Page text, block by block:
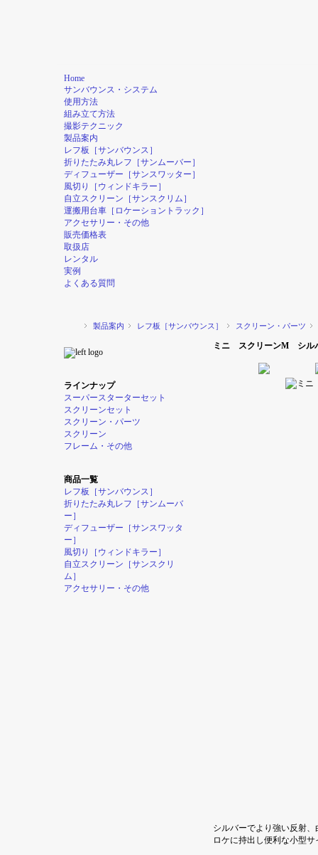
Home
サンバウンス・システム
使用方法
組み立て方法
撮影テクニック
製品案内
レフ板［サンバウンス］
折りたたみ丸レフ［サンムーバー］
ディフューザー［サンスワッター］
風切り［ウィンドキラー］
自立スクリーン［サンスクリム］
運搬用台車［ロケーショントラック］
アクセサリー・その他
販売価格表
取扱店
レンタル
実例
よくある質問
製品案内 レフ板［サンバウンス］ スクリーン・パーツ
ラインナップ
スーパースターターセット
スクリーンセット
スクリーン・パーツ
スクリーン
フレーム・その他
商品一覧
レフ板［サンバウンス］
折りたたみ丸レフ［サンムーバ
ー］
ディフューザー［サンスワッタ
ー］
風切り［ウィンドキラー］
自立スクリーン［サンスクリ
ム］
アクセサリー・その他
ミニ スクリーンM シル
シルバーでより強い反射
ロケに持出し便利な小型